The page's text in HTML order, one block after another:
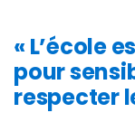
« L’école
pour
respecter